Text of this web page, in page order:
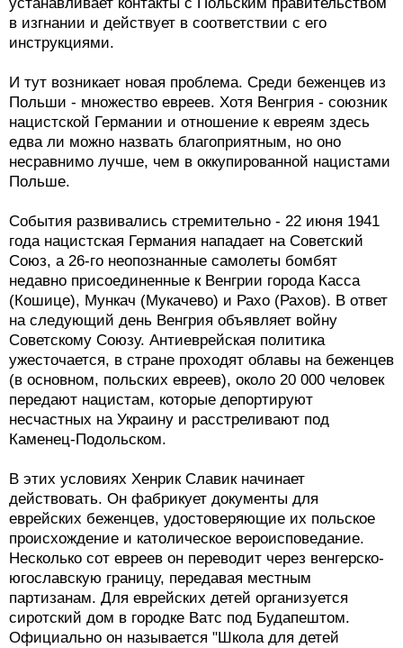
в изгнании и действует в соответствии с его
инструкциями.
И тут возникает новая проблема. Среди беженцев из
Польши - множество евреев. Хотя Венгрия - союзник
нацистской Германии и отношение к евреям здесь
едва ли можно назвать благоприятным, но оно
несравнимо лучше, чем в оккупированной нацистами
Польше.
События развивались стремительно - 22 июня 1941
года нацистская Германия нападает на Советский
Союз, а 26-го неопознанные самолеты бомбят
недавно присоединенные к Венгрии города Касса
(Кошице), Мункач (Мукачево) и Рахо (Рахов). В ответ
на следующий день Венгрия объявляет войну
Советскому Союзу. Антиеврейская политика
ужесточается, в стране проходят облавы на беженцев
(в основном, польских евреев), около 20 000 человек
передают нацистам, которые депортируют
несчастных на Украину и расстреливают под
Каменец-Подольском.
В этих условиях Хенрик Славик начинает
действовать. Он фабрикует документы для
еврейских беженцев, удостоверяющие их польское
происхождение и католическое вероисповедание.
Несколько сот евреев он переводит через венгерско-
югославскую границу, передавая местным
партизанам. Для еврейских детей организуется
сиротский дом в городке Ватс под Будапештом.
Официально он называется "Школа для детей